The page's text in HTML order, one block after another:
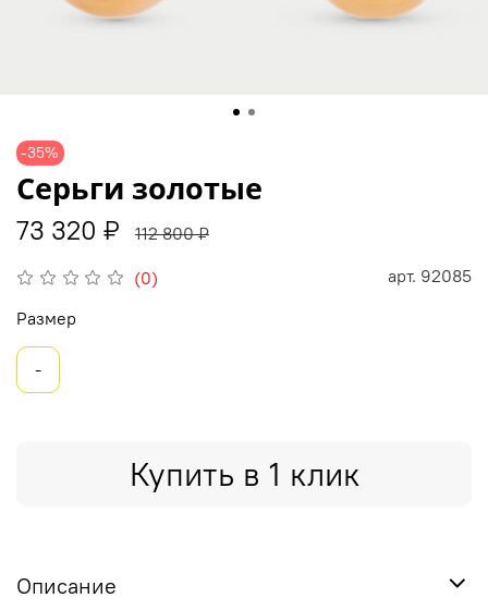
-35%
(0) арт. 92085
Серьги золотые
73 320 ₽ 112 800 ₽
Купить в 1 клик
Размер
-
Описание